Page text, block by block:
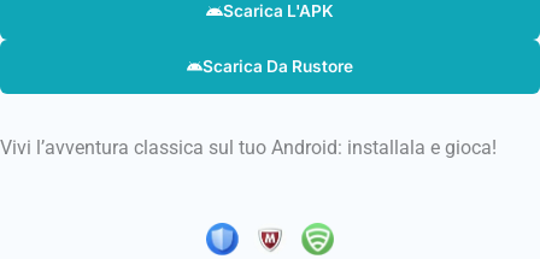
Scarica L'APK
Scarica Da Rustore
Vivi l’avventura classica sul tuo Android: installala e gioca!